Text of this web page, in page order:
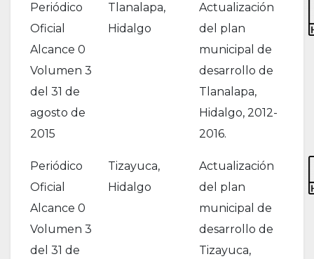
Periódico
Oficial
Alcance 0
Volumen 3
del 31 de
agosto de
2015
Tlanalapa,
Hidalgo
Actualización
del plan
municipal de
desarrollo de
Tlanalapa,
Hidalgo, 2012-
2016.
Periódico
Oficial
Alcance 0
Volumen 3
del 31 de
Tizayuca,
Hidalgo
Actualización
del plan
municipal de
desarrollo de
Tizayuca,